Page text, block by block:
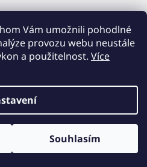
Vám umožnili pohodlné
provozu webu neustále
a použitelnost. Více
Souhlasím
služba. Všechna práva
nastavení cookies